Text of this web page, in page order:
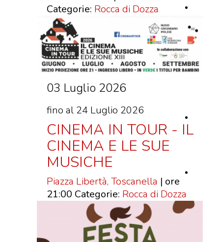
Categorie: Rocca di Dozza
03 Luglio 2026
fino al 24 Luglio 2026
CINEMA IN TOUR - IL
CINEMA E LE SUE
MUSICHE
Piazza Libertà, Toscanella | ore
21:00 Categorie: Rocca di Dozza